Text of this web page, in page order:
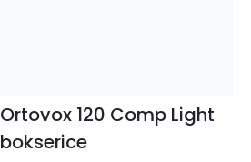
Ortovox 120 Comp Light
bokserice